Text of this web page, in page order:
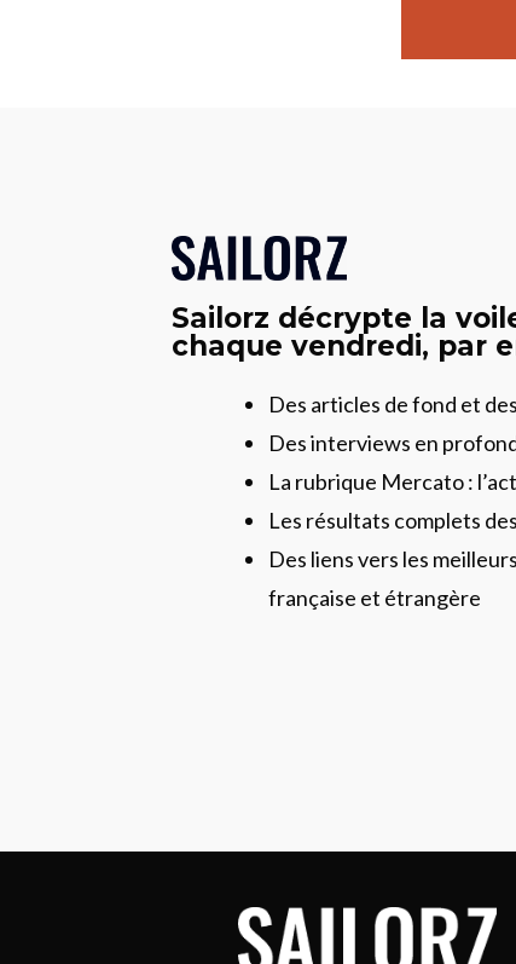
Sailorz décrypte la
chaque vendredi, par
Des articles de fond et
Des interviews en
La rubrique Mercato :
Les résultats complets
Des liens vers les
française et étrangère